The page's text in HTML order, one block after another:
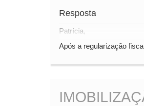
Resposta
Patrícia,
Após a regularização